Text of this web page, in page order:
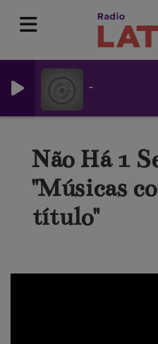
-
Não Há 1
"Músicas
título"